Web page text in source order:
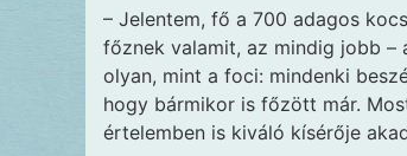
– Jelentem, fő a 700 adagos
főznek valamit, az mindig jobb –
olyan, mint a foci: mindenki
hogy bármikor is főzött már.
értelemben is kiváló kísérője